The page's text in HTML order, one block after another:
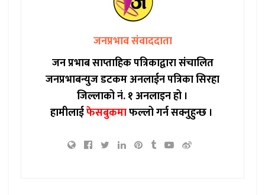
जनप्रभाव संवाददाता
जन प्रभाब साप्ताहिक पत्रिकाद्वारा संचालित
जनप्रभाबन्युज डटकम अनलाईन पत्रिका सिरहा
जिल्लाको नं. १ अनलाइन हो ।
हामीलाईफेसबुकमाफल्लो गर्न सक्नुहुन्छ ।